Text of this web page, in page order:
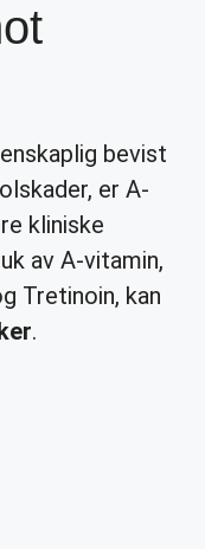
bevist
er A-
kliniske
av A-vitamin,
Tretinoin, kan
.